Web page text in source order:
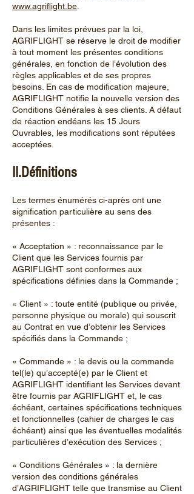
www.agriflight.be
Dans les limites prévues par la loi,
AGRIFLIGHT se réserve le droit de modifier
à tout moment les présentes conditions
générales, en fonction de l’évolution des
règles applicables et de ses propres
besoins. En cas de modification majeure,
AGRIFLIGHT notifie la nouvelle version des
Conditions Générales à ses clients. A défaut
de réaction endéans les 15 Jours
Ouvrables, les modifications sont réputées
acceptées.
II.Définitions
Les termes énumérés ci-après ont une
signification particulière au sens des
présentes :
« Acceptation » : reconnaissance par le
Client que les Services fournis par
AGRIFLIGHT sont conformes aux
spécifications définies dans la Commande ;
« Client » : toute entité (publique ou privée,
personne physique ou morale) qui souscrit
au Contrat en vue d’obtenir les Services
spécifiés dans la Commande ;
« Commande » : le devis ou la commande
tel(le) qu’accepté(e) par le Client et
AGRIFLIGHT identifiant les Services devant
être fournis par AGRIFLIGHT et, le cas
échéant, certaines spécifications techniques
et fonctionnelles (cahier de charges le cas
échéant) ainsi que les éventuelles modalités
particulières d’exécution des Services ;
« Conditions Générales » : la dernière
version des conditions générales
d’AGRIFLIGHT telle que transmise au Client